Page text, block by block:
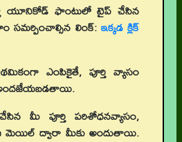
యూనికోడ్ ఫాంటులో టైప్ చేసిన
సమర్పించాల్సిన లింక్: ఇక్కడ క్లిక్
ఎంపికైతే, పూర్తి వ్యాసం
అందజేయబడతాయి.
మీ పూర్తి పరిశోధనవ్యాసం,
మెయిల్ ద్వారా మీకు అందుతాయి.